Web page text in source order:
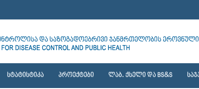
ᲡᲢᲐᲢᲘᲡᲢᲘᲙᲐ ᲞᲠᲝᲔᲥᲢᲔᲑᲘ ᲚᲐᲑ. ᲥᲡᲔᲚᲘ ᲓᲐ BS&S